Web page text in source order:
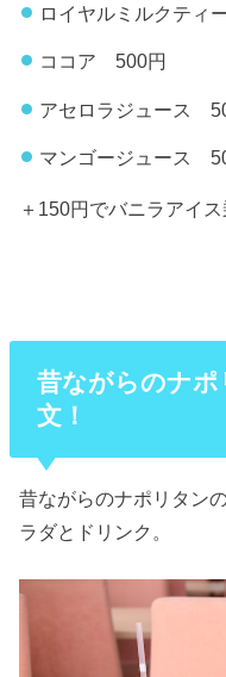
ロイヤルミルクティ
ココア 500円
アセロラジュース
マンゴージュース
＋150円でバニラアイス
昔ながらのナ
文！
昔ながらのナポリタン
ラダとドリンク。